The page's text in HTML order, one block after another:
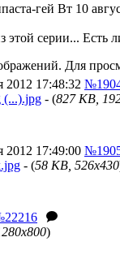
гей Вт 10
этой серии... Есть
Для
2012 17:48:32
(...).jpg - (827 KB,
2012 17:49:00
- (58 KB, 526x430
)